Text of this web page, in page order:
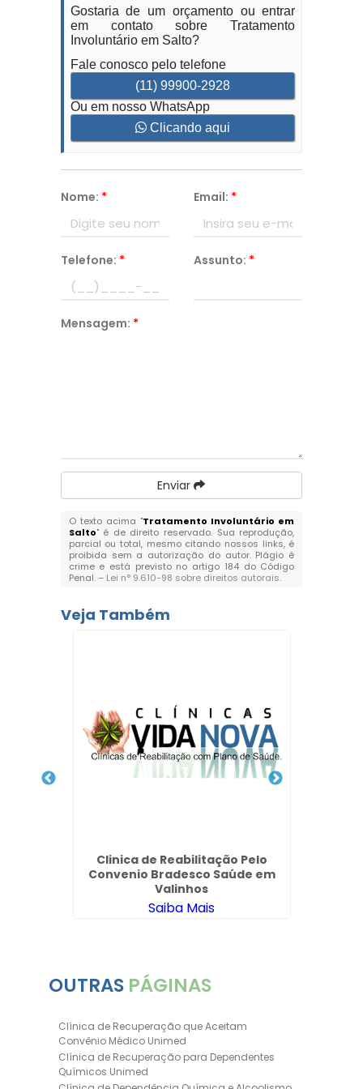
Gostaria de um orçamento ou entrar
em contato sobre Tratamento
Involuntário em Salto?
Fale conosco pelo telefone
(11) 99900-2928
Ou em nosso WhatsApp
Clicando aqui
Nome: * Email: *
Telefone: * Assunto: *
Mensagem: *
Enviar
O texto acima "Tratamento Involuntário em
Salto" é de direito reservado. Sua reprodução,
parcial ou total, mesmo citando nossos links, é
proibida sem a autorização do autor. Plágio é
crime e está previsto no artigo 184 do Código
Penal. – Lei n° 9.610-98 sobre direitos autorais.
Veja Também
Clinica de Reabilitação Pelo
Convenio Bradesco Saúde em
Valinhos
Saiba Mais
OUTRAS PÁGINAS
Clínica de Recuperação que Aceitam
Convênio Médico Unimed
Clínica de Recuperação para Dependentes
Químicos Unimed